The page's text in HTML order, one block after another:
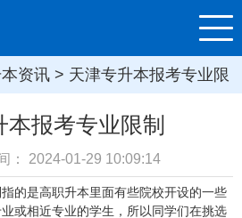
资讯 > 天津专升本报考专业限
本报考专业限制
： 2024-01-29 10:09:14
是高职升本里面有些院校开设的一些
或相近专业的学生，所以同学们在挑选